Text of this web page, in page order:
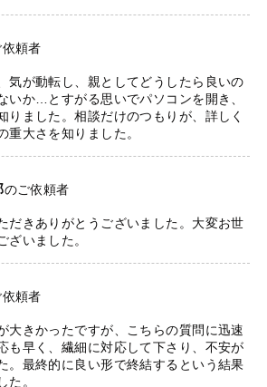
頼者
気が動転し、親としてどうしたら良いの
か…とすがる思いでパソコンを開き、
りました。相談だけのつもりが、詳しく
重大さを知りました。
のご依頼者
だきありがとうございました。大変お世
ざいました。
頼者
大きかったですが、こちらの質問に迅速
も早く、繊細に対応して下さり、不安が
。最終的に良い形で終結するという結果
た。